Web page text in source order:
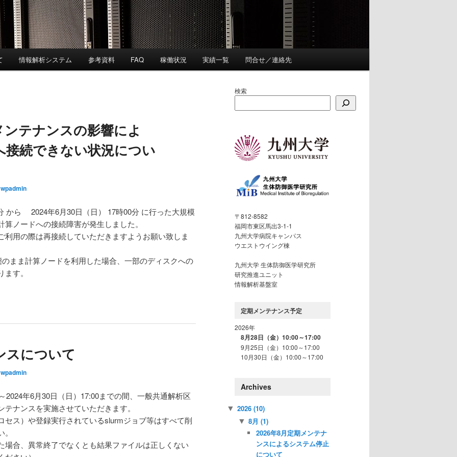
情報解析システム 参考資料 FAQ 稼働状況 実績一覧 問合せ／連絡先
テナンスの影響によ
接続できない状況につい
から 2024年6月30日（日） 17時00分 に行った大規模
ノードへの接続障害が発生しました。
利用の際は再接続していただきますようお願い致しま
まま計算ノードを利用した場合、一部のディスクへの
す。
スについて
年6月30日（日）17:00までの間、一般共通解析区
ナンスを実施させていただきます。
セス）や登録実行されているslurmジョブ等はすべて削
場合、異常終了でなくとも結果ファイルは正しくない
検索
〒812-8582
福岡市東区馬出3-1-1
九州大学病院キャンパス
ウエストウイング棟
九州大学 生体防御医学研究所
研究推進ユニット
情報解析基盤室
定期メンテナンス予定
2026年
8月28日（金）10:00～17:00
9月25日（金）10:00～17:00
10月30日（金）10:00～17:00
Archives
▼ 2026(10)
▼ 8月 (1)
2026年8月定期メンテナ
ンスによるシステム停止
について